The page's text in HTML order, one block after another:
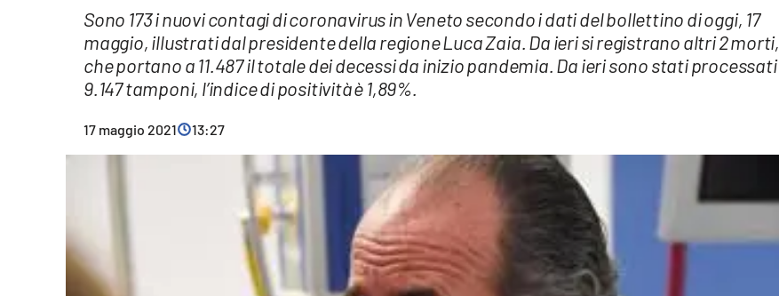
Streaming
Sono 173 i nuovi contagi di coronavirus in Veneto secondo i dati del bollettino di oggi, 17
maggio, illustrati dal presidente della regione Luca Zaia. Da ieri si registrano altri 2 morti,
che portano a 11.487 il totale dei decessi da inizio pandemia. Da ieri sono stati processati
9.147 tamponi, l’indice di positività è 1,89%.
17 maggio 2021 13:27